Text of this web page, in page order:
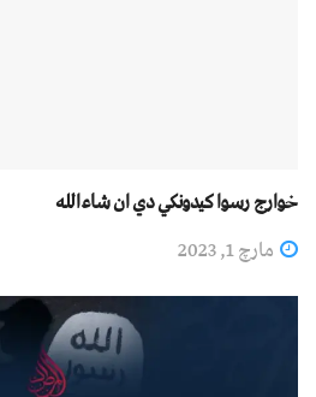
خوارج رسوا کیدونکي دي ان شاءالله
مارچ 1, 2023